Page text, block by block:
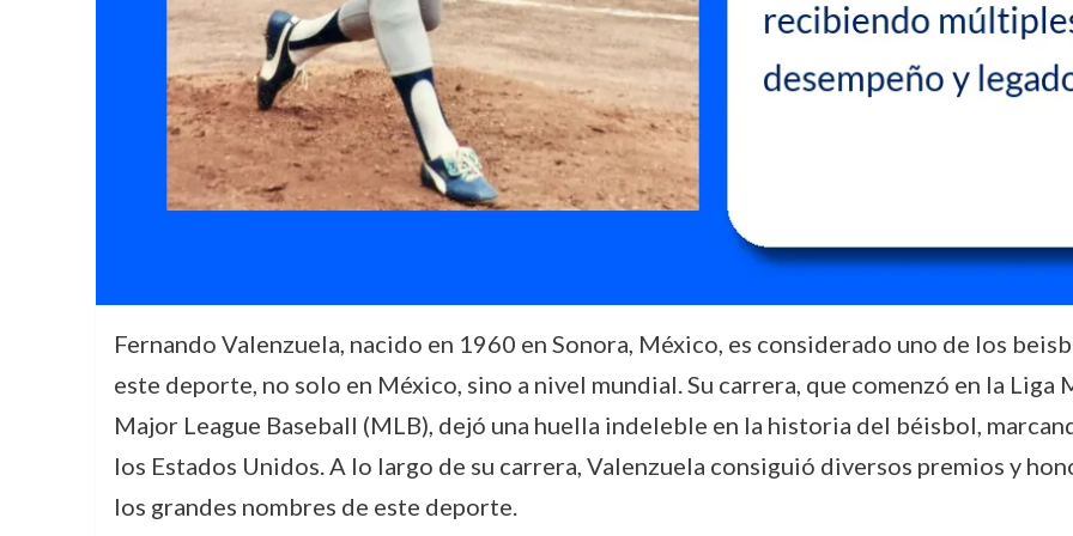
Fernando Valenzuela, nacido en 1960 en Sonora, México, es considerado uno de los
este deporte, no solo en México, sino a nivel mundial. Su carrera, que comenzó en la Liga
Major League Baseball (MLB), dejó una huella indeleble en la historia del béisbol,
los Estados Unidos. A lo largo de su carrera, Valenzuela consiguió diversos premios y
los grandes nombres de este deporte.